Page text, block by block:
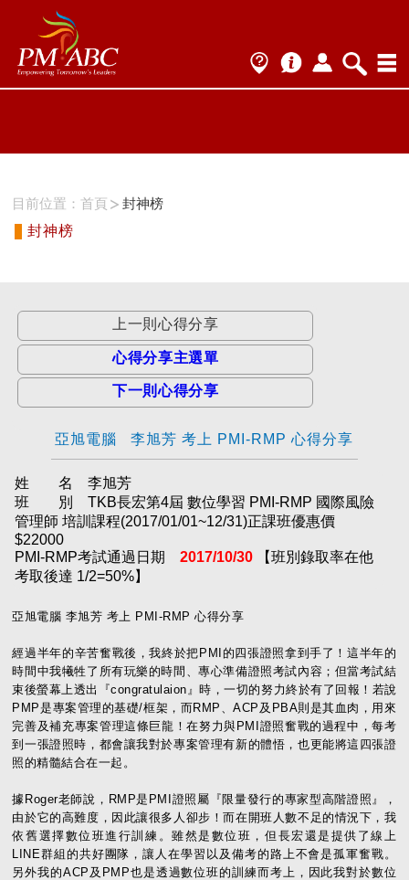
ProName1=
Scategory=11
ProName2=PMI-RMP
Scategory=11
目前位置：首頁
封神榜
封神榜
上一則心得分享
心得分享主選單
下一則心得分享
亞旭電腦 李旭芳 考上 PMI-RMP 心得分享
姓 名 李旭芳
班 別 TKB長宏第4屆 數位學習 PMI-RMP 國際風險
管理師 培訓課程(2017/01/01~12/31)正課班優惠價
$22000
PMI-RMP考試通過日期2017/10/30 【班別錄取率在他
考取後達 1/2=50%】
亞旭電腦 李旭芳 考上 PMI-RMP 心得分享
經過半年的辛苦奮戰後，我終於把PMI的四張證照拿到手了！這半年的
時間中我犧牲了所有玩樂的時間、專心準備證照考試內容；但當考試結
束後螢幕上透出『congratulaion』時，一切的努力終於有了回報！若說
PMP是專案管理的基礎/框架，而RMP、ACP及PBA則是其血肉，用來
完善及補充專案管理這條巨龍！在努力與PMI證照奮戰的過程中，每考
到一張證照時，都會讓我對於專案管理有新的體悟，也更能將這四張證
照的精髓結合在一起。
據Roger老師說，RMP是PMI證照屬『限量發行的專家型高階證照』，
由於它的高難度，因此讓很多人卻步！而在開班人數不足的情況下，我
依舊選擇數位班進行訓練。雖然是數位班，但長宏還是提供了線上
LINE群組的共好團隊，讓人在學習以及備考的路上不會是孤軍奮戰。
另外我的ACP及PMP也是透過數位班的訓練而考上，因此我對於數位